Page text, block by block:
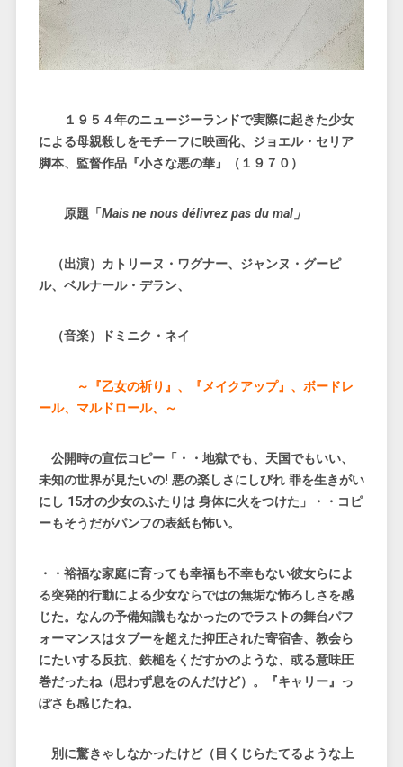
１９５４年のニュージーランドで実際に起きた少女
による母親殺しをモチーフに映画化、ジョエル・セリア
脚本、監督作品『小さな悪の華』（１９７０）
原題「 Mais ne nous délivrez pas du mal」
（出演）カトリーヌ・ワグナー、ジャンヌ・グーピ
ル、ベルナール・デラン、
（音楽）ドミニク・ネイ
～『乙女の祈り』、『メイクアップ』、ボードレ
ール、マルドロール、～
公開時の宣伝コピー「・・地獄でも、天国でもいい、
未知の世界が見たいの! 悪の楽しさにしびれ 罪を生きがい
にし 15才の少女のふたりは 身体に火をつけた」・・コピ
ーもそうだがパンフの表紙も怖い。
・・裕福な家庭に育っても幸福も不幸もない彼女らによ
る突発的行動による少女ならではの無垢な怖ろしさを感
じた。なんの予備知識もなかったのでラストの舞台パフ
ォーマンスはタブーを超えた抑圧された寄宿舎、教会ら
にたいする反抗、鉄槌をくだすかのような、或る意味圧
巻だったね（思わず息をのんだけど）。『キャリー』っ
ぽさも感じたね。
別に驚きゃしなかったけど（目くじらたてるような上